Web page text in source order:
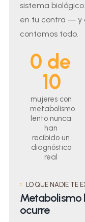
sistema
en tu contra — y
contamos todo.
0
10
mujeres con
metabolismo
lento nunca
han
recibido un
diagnóstico
real
LO QUE NADIE TE
Metabolismo
ocurre